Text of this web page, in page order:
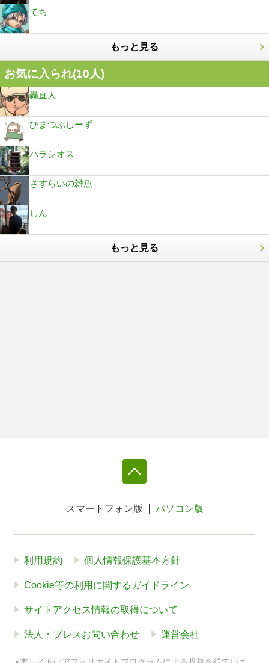
てち
もっと見る
お気に入られ(10人)
轟直人
ひまつぶしーず
パラシオス
さすらいの雑魚
しん
もっと見る
スマートフォン版 パソコン版
利用規約 個人情報保護基本方針
Cookie等の利用に関するガイドライン
サイトアクセス情報の取得について
法人・プレスお問い合わせ 運営会社